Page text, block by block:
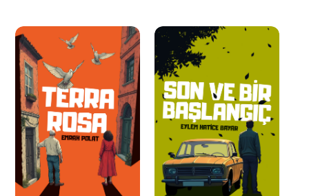
Detaylı
İncele
Detaylı
İncele